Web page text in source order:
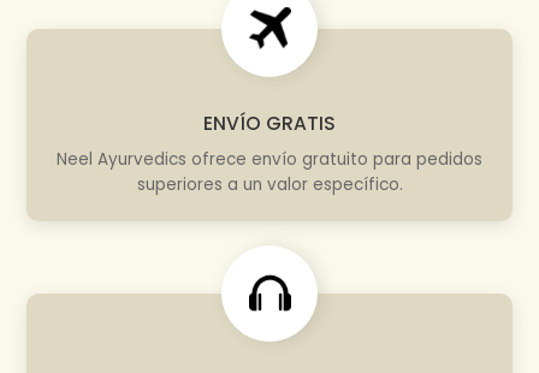
ENVÍO GRATIS
Neel Ayurvedics ofrece envío gratuito para pedidos
superiores a un valor específico.